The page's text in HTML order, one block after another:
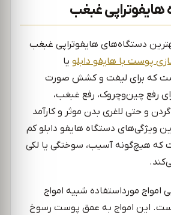
هایفوتراپی غبغب
دستگاه‌های هایفوتراپی غبغب
پوست با هایفو دابلویا
که برای لیفت و کشش صورت
رفع چین‌وچروک، رفع غبغب،
و حتی لاغری بدن موثر و کارآمد
ویژگی‌های دستگاه هایفو دابلو کم
که هیچ‌گونه آسیب، سوختگی یا لکی
امواج مورداستفاده شبیه امواج
این امواج به عمق پوست رسوخ